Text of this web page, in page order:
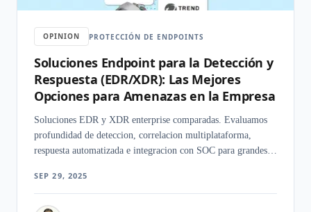
OPINION PROTECCIÓN DE ENDPOINTS
Soluciones Endpoint para la Detección y
Respuesta (EDR/XDR): Las Mejores
Opciones para Amenazas en la Empresa
Soluciones EDR y XDR enterprise comparadas. Evaluamos
profundidad de deteccion, correlacion multiplataforma,
respuesta automatizada e integracion con SOC para grandes
SEP 29, 2025